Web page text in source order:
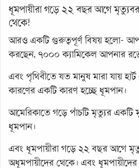
ধূমপায়ীরা গড়ে ২২ বছর আগে
থেকে!
আরও একটি গুরুত্বপূর্ণ বিষয় হলো-
করছেন, ৭০০০ ক্যামিকেল আপনার
এবং পৃথিবীতে যত মানুষ মারা যায়
কারণের একটি কারণ হচ্ছে ধূমপান।
আমেরিকাতে গড়ে পাঁচটি মৃত্যুর একটি
ধূমপান।
এবং ধূমপায়ীরা গড়ে ২২ বছর আগে
অধূমপায়ীদের থেকে। এবং ধূমপায়ীদের